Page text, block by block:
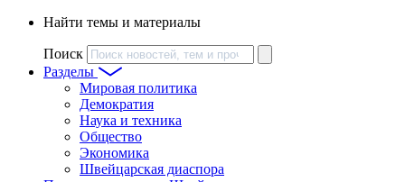
Найти темы и материалы
Поиск
Разделы
Мировая политика
Демократия
Наука и техника
Общество
Экономика
Швейцарская диаспора